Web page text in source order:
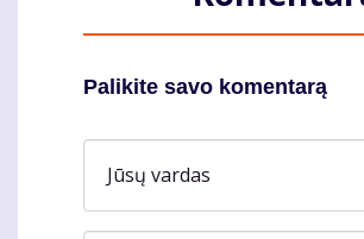
Palikite savo komentarą
Jūsų vardas